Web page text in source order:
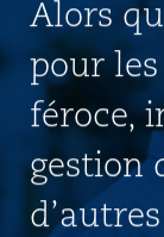
Alors
pour
féroce,
gestion